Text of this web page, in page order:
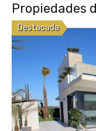
Propiedades
Destacada